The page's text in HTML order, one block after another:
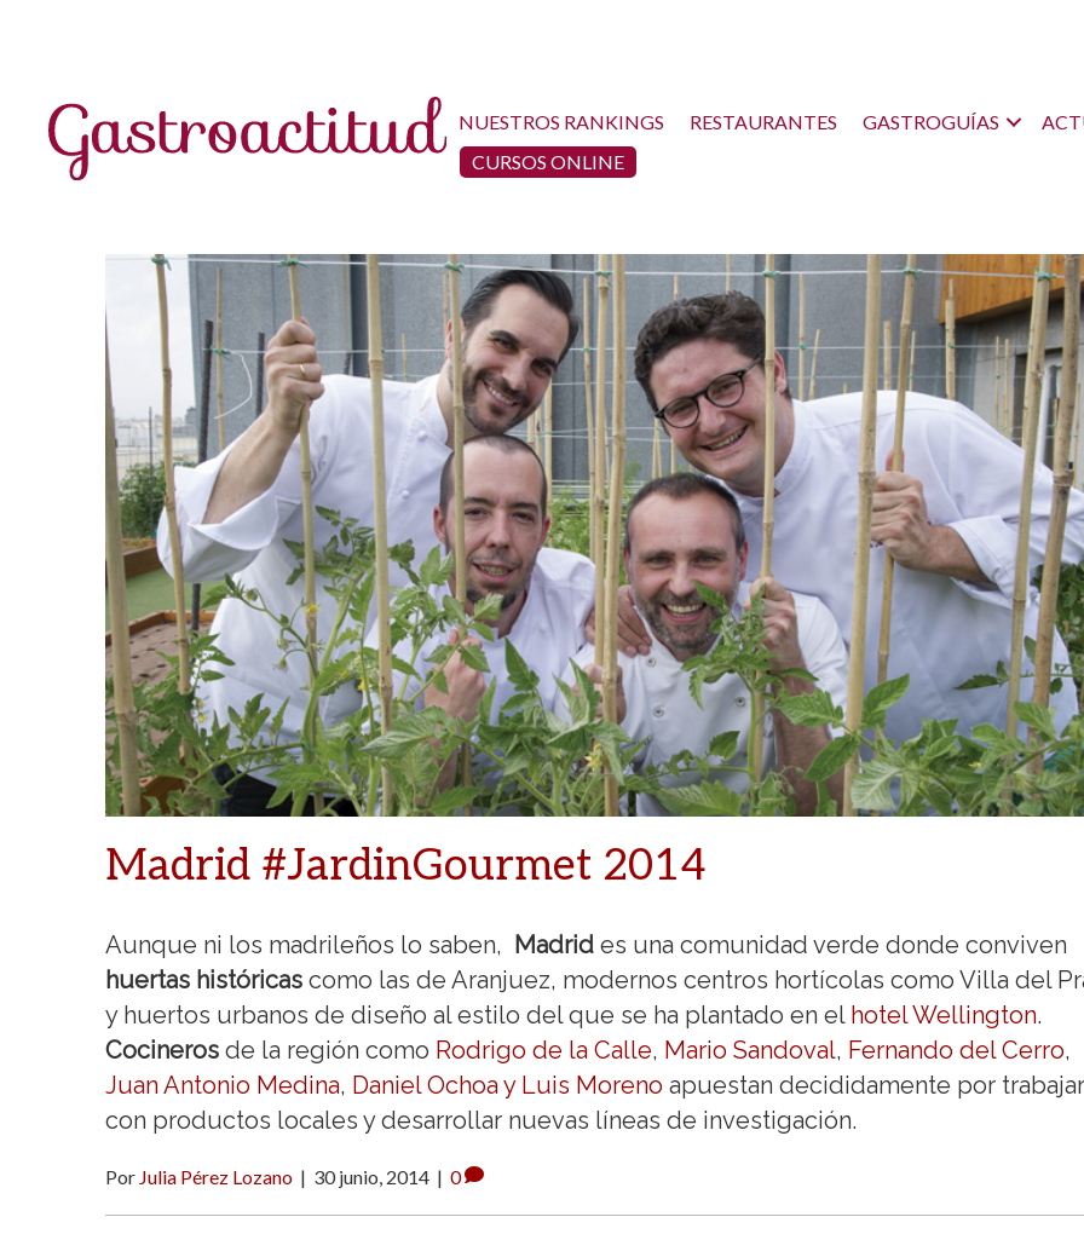
NUESTROS RANKINGS RESTAURANTES GASTROGUÍAS
CURSOS ONLINE
Madrid #JardinGourmet 2014
Aunque ni los madrileños lo saben, Madrid es una comunidad verde donde conviven
huertas históricas como las de Aranjuez, modernos centros hortícolas como Villa del
y huertos urbanos de diseño al estilo del que se ha plantado en el hotel Wellington.
Cocineros de la región como Rodrigo de la Calle, Mario Sandoval, Fernando del Cerro,
Juan Antonio Medina, Daniel Ochoa y Luis Moreno apuestan decididamente por trabajar
con productos locales y desarrollar nuevas líneas de investigación.
Por Julia Pérez Lozano | 30 junio, 2014 | 0